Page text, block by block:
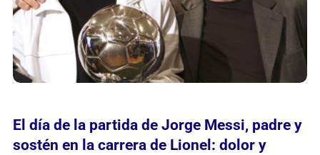
El día de la partida de Jorge Messi, padre y
sostén en la carrera de Lionel: dolor y